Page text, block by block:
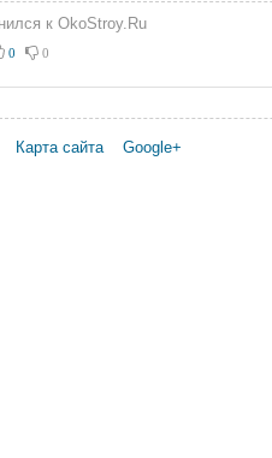
к OkoStroy.Ru
0 0
Карта сайта Google+